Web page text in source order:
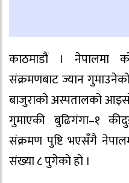
काठमाडौं । नेपालमा
संक्रमणबाट ज्यान
बाजुराको अस्पतालको
गुमाएकी बुढिगंगा–१
संक्रमण पुष्टि भएसँगै
संख्या ८ पुगेको हो ।